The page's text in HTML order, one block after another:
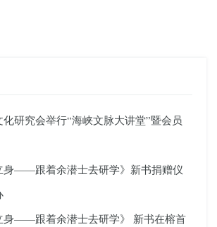
研究会举行“海峡文脉大讲堂”暨会员
身——跟着余潜士去研学》新书捐赠仪
身——跟着余潜士去研学》 新书在榕首